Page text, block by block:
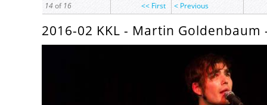
14of 16 << First < Previous
2016-02 KKL - Martin Goldenbaum